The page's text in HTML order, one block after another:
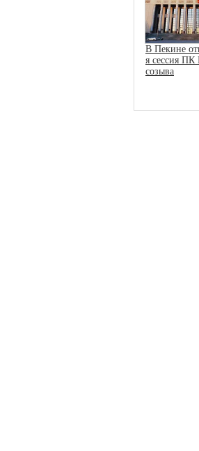
В Пекине
я сессия
созыва